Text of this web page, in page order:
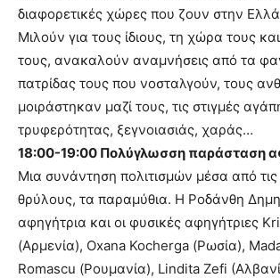
διαφορετικές χώρες που ζουν στην
Μιλούν για τους ίδιους, τη χώρα τους
τους, ανακαλούν αναμνήσεις από τα
πατρίδας τους που νοσταλγούν, τους
μοιράστηκαν μαζί τους, τις στιγμές
τρυφερότητας, ξεγνοιασιάς, χαράς…
18:00-19:00 Πολύγλωσση παράσταση
Μια συνάντηση πολιτισμών μέσα από τις
θρύλους, τα παραμύθια. Η Ροδάνθη
αφηγήτρια και οι φυσικές αφηγήτριες
(Αρμενία), Oxana Kocherga (Ρωσία),
Romascu (Ρουμανία), Lindita Zefi